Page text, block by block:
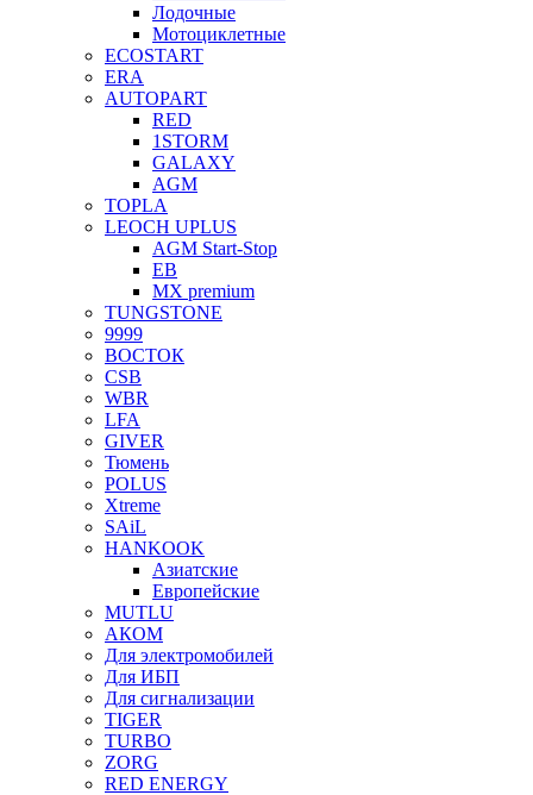
Лодочные
Мотоциклетные
ECOSTART
ERA
AUTOPART
RED
1STORM
GALAXY
AGM
TOPLA
LEOCH UPLUS
AGM Start-Stop
EB
MX premium
TUNGSTONE
9999
ВОСТОК
CSB
WBR
LFA
GIVER
Тюмень
POLUS
Xtreme
SAiL
HANKOOK
Азиатские
Европейские
MUTLU
АКОМ
Для электромобилей
Для ИБП
Для сигнализации
TIGER
TURBO
ZORG
RED ENERGY